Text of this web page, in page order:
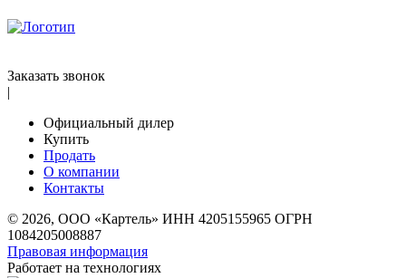
Заказать звонок
|
Официальный дилер
Купить
Продать
О компании
Контакты
© 2026, ООО «Картель» ИНН 4205155965 ОГРН
1084205008887
Правовая информация
Работает на технологиях